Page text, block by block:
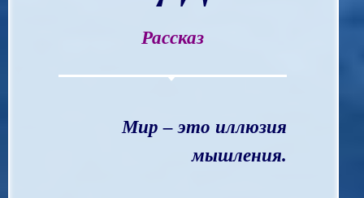
Рассказ
Мир – это иллюзия
мышления.